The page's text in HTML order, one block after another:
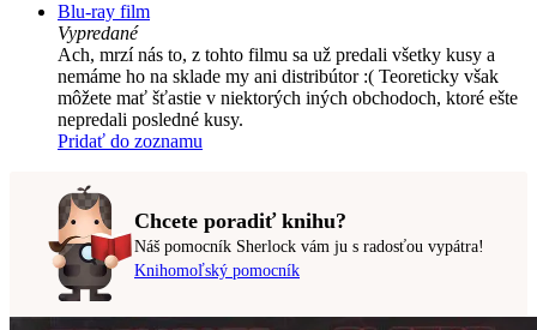
Blu-ray film
Vypredané
Ach, mrzí nás to, z tohto filmu sa už predali všetky kusy a
nemáme ho na sklade my ani distribútor :( Teoreticky však
môžete mať šťastie v niektorých iných obchodoch, ktoré ešte
nepredali posledné kusy.
Pridať do zoznamu
Chcete poradiť knihu?
Náš pomocník Sherlock vám ju s radosťou vypátra!
Knihomoľský pomocník